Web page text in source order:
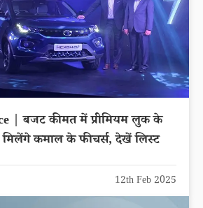
| बजट कीमत में प्रीमियम लुक के
मिलेंगे कमाल के फीचर्स, देखें लिस्ट
12th Feb 2025